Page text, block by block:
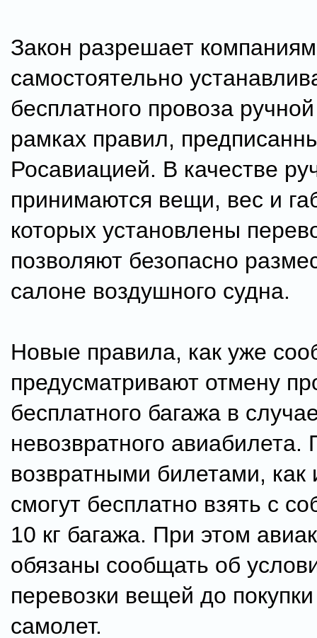
Закон разрешает компаниям
самостоятельно
бесплатного провоза
рамках правил,
Росавиацией. В качестве
принимаются вещи, вес и
которых установлены
позволяют безопасно
салоне воздушного судна.
Новые правила, как уже
предусматривают отмену
бесплатного багажа в
невозвратного
возвратными билетами,
смогут бесплатно взять с
10 кг багажа. При этом
обязаны сообщать об
перевозки вещей до
самолет.